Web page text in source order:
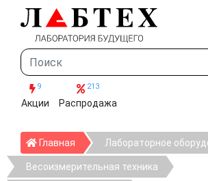
9
Акции
213
Распродажа
Главная ГлавнаяЛабораторное
Весоизмерительная техника